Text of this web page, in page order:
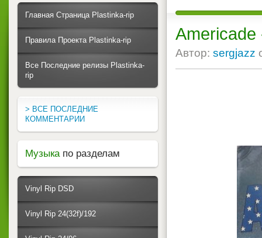
Americade
Автор: sergjazz
Главная Страница Plastinka-rip
Правила Проекта Plastinka-rip
Все Последние релизы Plastinka-
rip
> ВСЕ ПОСЛЕДНИЕ
КОММЕНТАРИИ
Музыка по разделам
Vinyl Rip DSD
Vinyl Rip 24(32f)/192